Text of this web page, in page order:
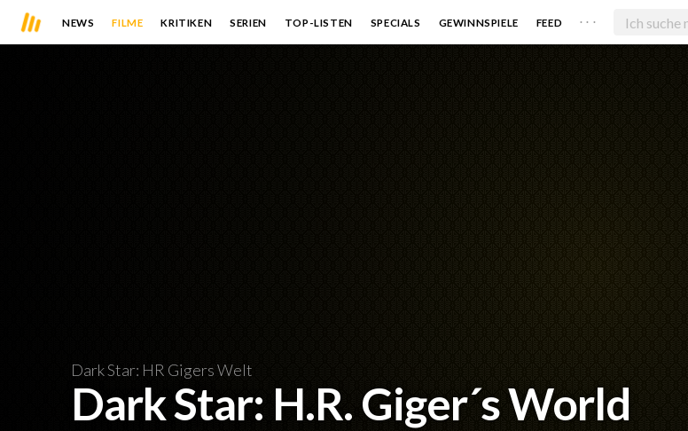
NEWS FILME KRITIKEN SERIEN TOP-LISTEN SPECIALS GEWINNSPIELE FEED . . .
Dark Star: HR Gigers Welt
Dark Star: H.R. Giger´s World